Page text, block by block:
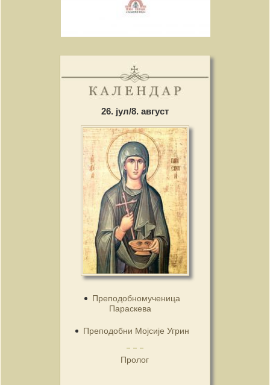
26. јул/8. август
Преподобномученица
Параскева
Преподобни Мојсије Угрин
Пролог